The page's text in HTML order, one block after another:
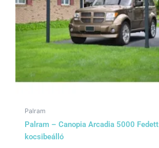
Palram
Palram – Canopia Arcadia 5000 Fedett
kocsibeálló